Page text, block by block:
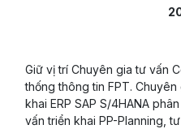
Giữ vị trí Chuyên gia tư vấn
thống thông tin FPT. Chuyên
khai ERP SAP S/4HANA
vấn triển khai PP-Planning,